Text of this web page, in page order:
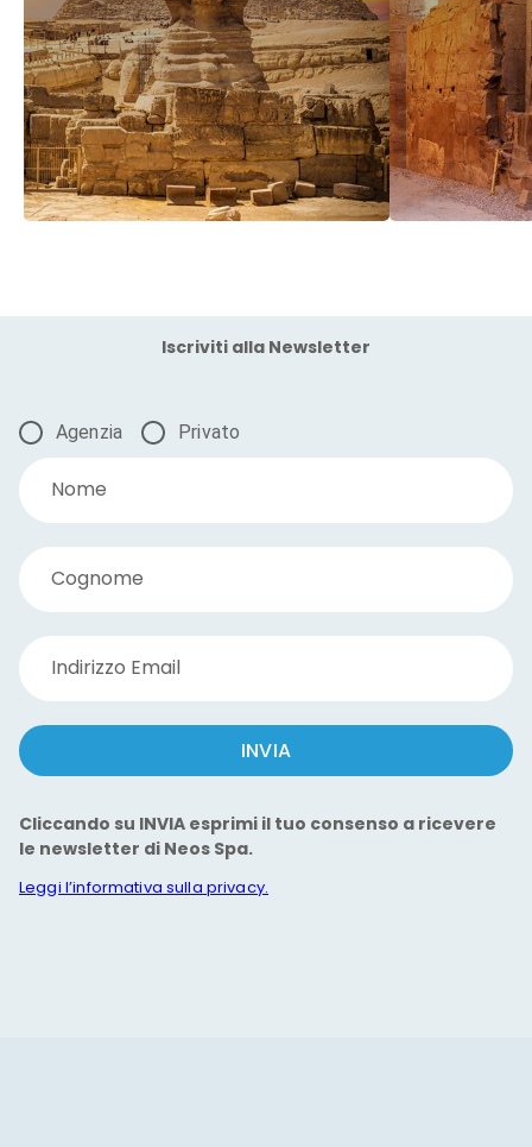
Iscriviti alla Newsletter
Agenzia Privato
Nome
Cognome
Indirizzo Email
INVIA
Cliccando su INVIA esprimi il tuo consenso a ricevere
le newsletter di Neos Spa.
Leggi l’informativa sulla privacy.